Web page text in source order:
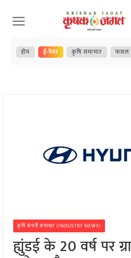
Skip
to
content
होम ई-पेपर कृषि समाचार फसल
कृषि कंपनी समाचार (INDUSTRY NEWS)
ह्युंडई के 20 वर्ष पर